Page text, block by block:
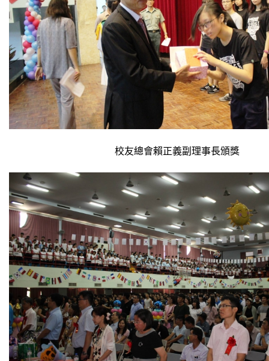
校友總會賴正義副理事長頒獎